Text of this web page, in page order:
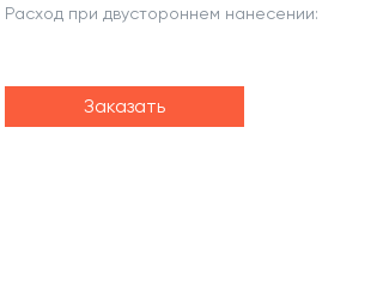
Расход при двустороннем нанесении:
Заказать